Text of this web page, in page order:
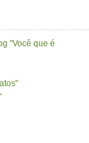
"Você que é